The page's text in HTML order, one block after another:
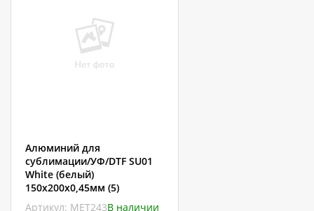
Алюминий для
сублимации/УФ/DTF SU01
White (белый)
150х200х0,45мм (5)
Артикул: МЕТ243В наличии